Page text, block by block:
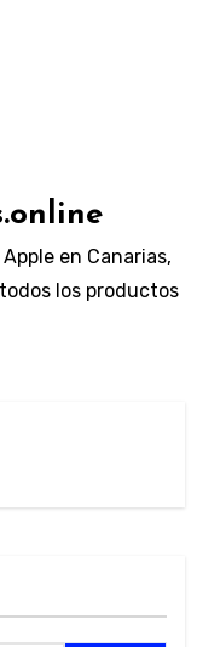
en Canarias,
los productos